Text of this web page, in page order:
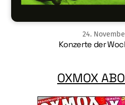
24.
Konzerte der
OXMOX